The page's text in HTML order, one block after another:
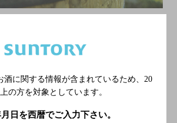
レック！ お申し込みはこちら
いたします。
酒に関する情報が含まれているため、 20
の方を対象としています。
日を西暦でご入力下さい。